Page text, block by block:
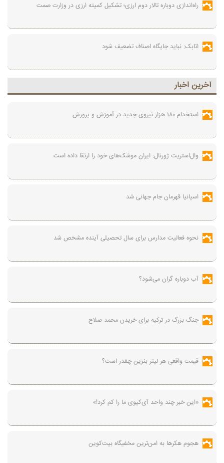
راه‌اندازی دوباره تالار دوم ارزی؛ تشکیل کمیته ارزی در وزارت صمت
اتابک: نباید جایگاه اصناف تضعیف شود
آخرين اخبار
استخدام ۱۸۰ هزار نیروی جدید در آموزش‌ و پرورش
وال‌استریت ژورنال: ایران موشک‌های خود را ارتقا داده است
اسپانیا قهرمان جام جهانی شد
نحوه فعالیت مدارس برای سال تحصیلی آینده مشخص شد
آب دوباره گران می‌شود؟
جنگ بزرگ در ترکیه برای خریدن محمد صلاح
قیمت واقعی هر لیتر بنزین چقدر است؟
«این خبر چند واحد آی‌کیوی ما را کم کرد!»
هجوم هکرها به امن‌ترین مخفیگاه بیت‌کوین